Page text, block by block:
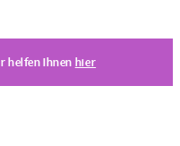
helfen Ihnen hier